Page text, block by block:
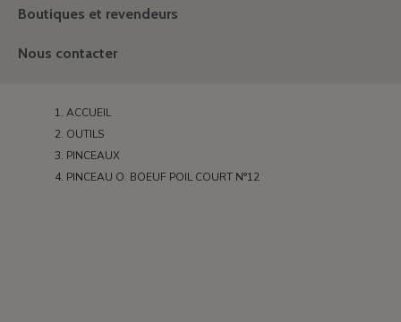
Boutiques et revendeurs
Nous contacter
ACCUEIL
OUTILS
PINCEAUX
PINCEAU O. BOEUF POIL COURT N°12